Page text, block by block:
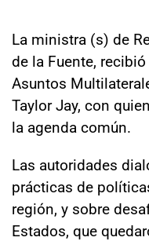
La ministra (s) de
de la Fuente,
Asuntos
Taylor Jay, con
la agenda común.
Las autoridades
prácticas de
región, y sobre
Estados, que